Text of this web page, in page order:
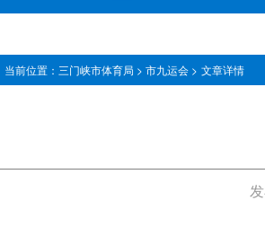
当前位置：三门峡市体育局 > 市九运会 > 文章详情